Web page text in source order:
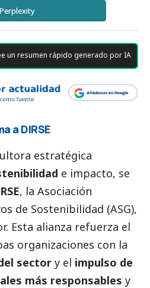
Perplexity
un resumen rápido generado por IA
a DIRSE
estratégica
e impacto, se
, la Asociación
de Sostenibilidad (ASG),
Esta alianza refuerza el
organizaciones con la
sector y el impulso de
más responsables y